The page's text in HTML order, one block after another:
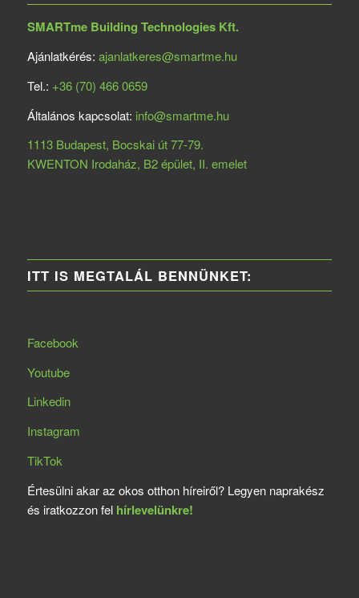
SMARTme Building Technologies Kft.
Ajánlatkérés: ajanlatkeres@smartme.hu
Tel.: +36 (70) 466 0659
Általános kapcsolat: info@smartme.hu
1113 Budapest, Bocskai út 77-79.
KWENTON Irodaház, B2 épület, II. emelet
ITT IS MEGTALÁL BENNÜNKET:
Facebook
Youtube
Linkedin
Instagram
TikTok
Értesülni akar az okos otthon híreiről? Legyen naprakész
és iratkozzon fel hírlevelünkre!